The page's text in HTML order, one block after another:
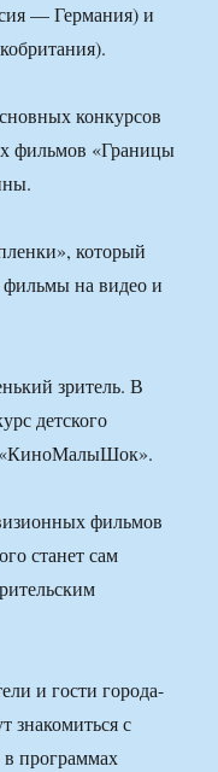
— Германия) и
конкурсов
фильмов «Границы
который
на видео и
зритель. В
детского
«КиноМалыШок».
фильмов
станет сам
и гости города-
знакомиться с
программах